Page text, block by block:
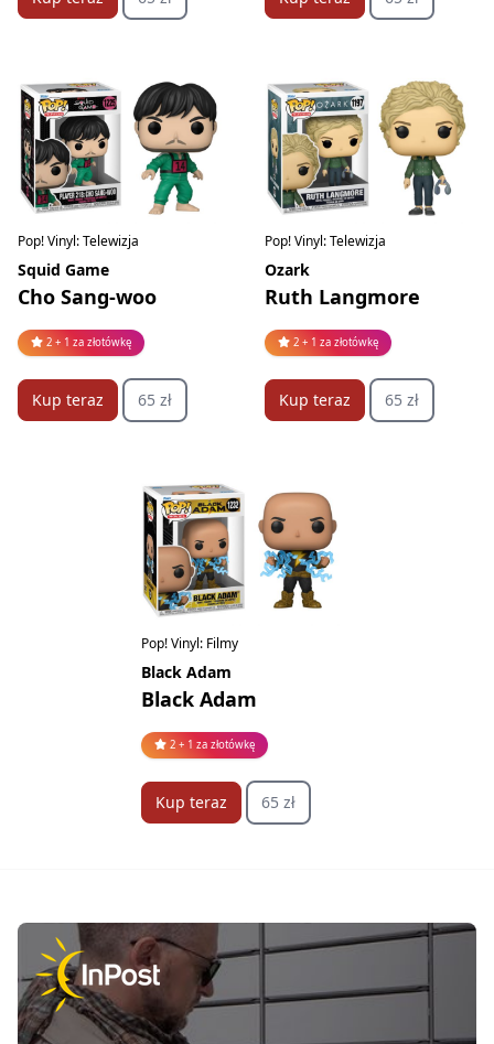
Pop! Vinyl: Telewizja
Squid Game
Cho Sang-woo
2 + 1 za złotówkę
Kup teraz 65 zł
Pop! Vinyl: Telewizja
Ozark
Ruth Langmore
2 + 1 za złotówkę
Kup teraz 65 zł
Pop! Vinyl: Filmy
Black Adam
Black Adam
2 + 1 za złotówkę
Kup teraz 65 zł